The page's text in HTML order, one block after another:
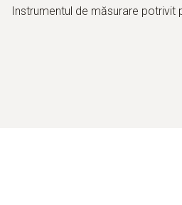
Instrumentul de măsurare